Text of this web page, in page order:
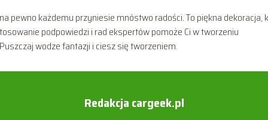
pewno każdemu przyniesie mnóstwo radości. To piękna dekoracja,
podpowiedzi i rad ekspertów pomoże Ci w tworzeniu
wodze fantazji i ciesz się tworzeniem.
Redakcja cargeek.pl